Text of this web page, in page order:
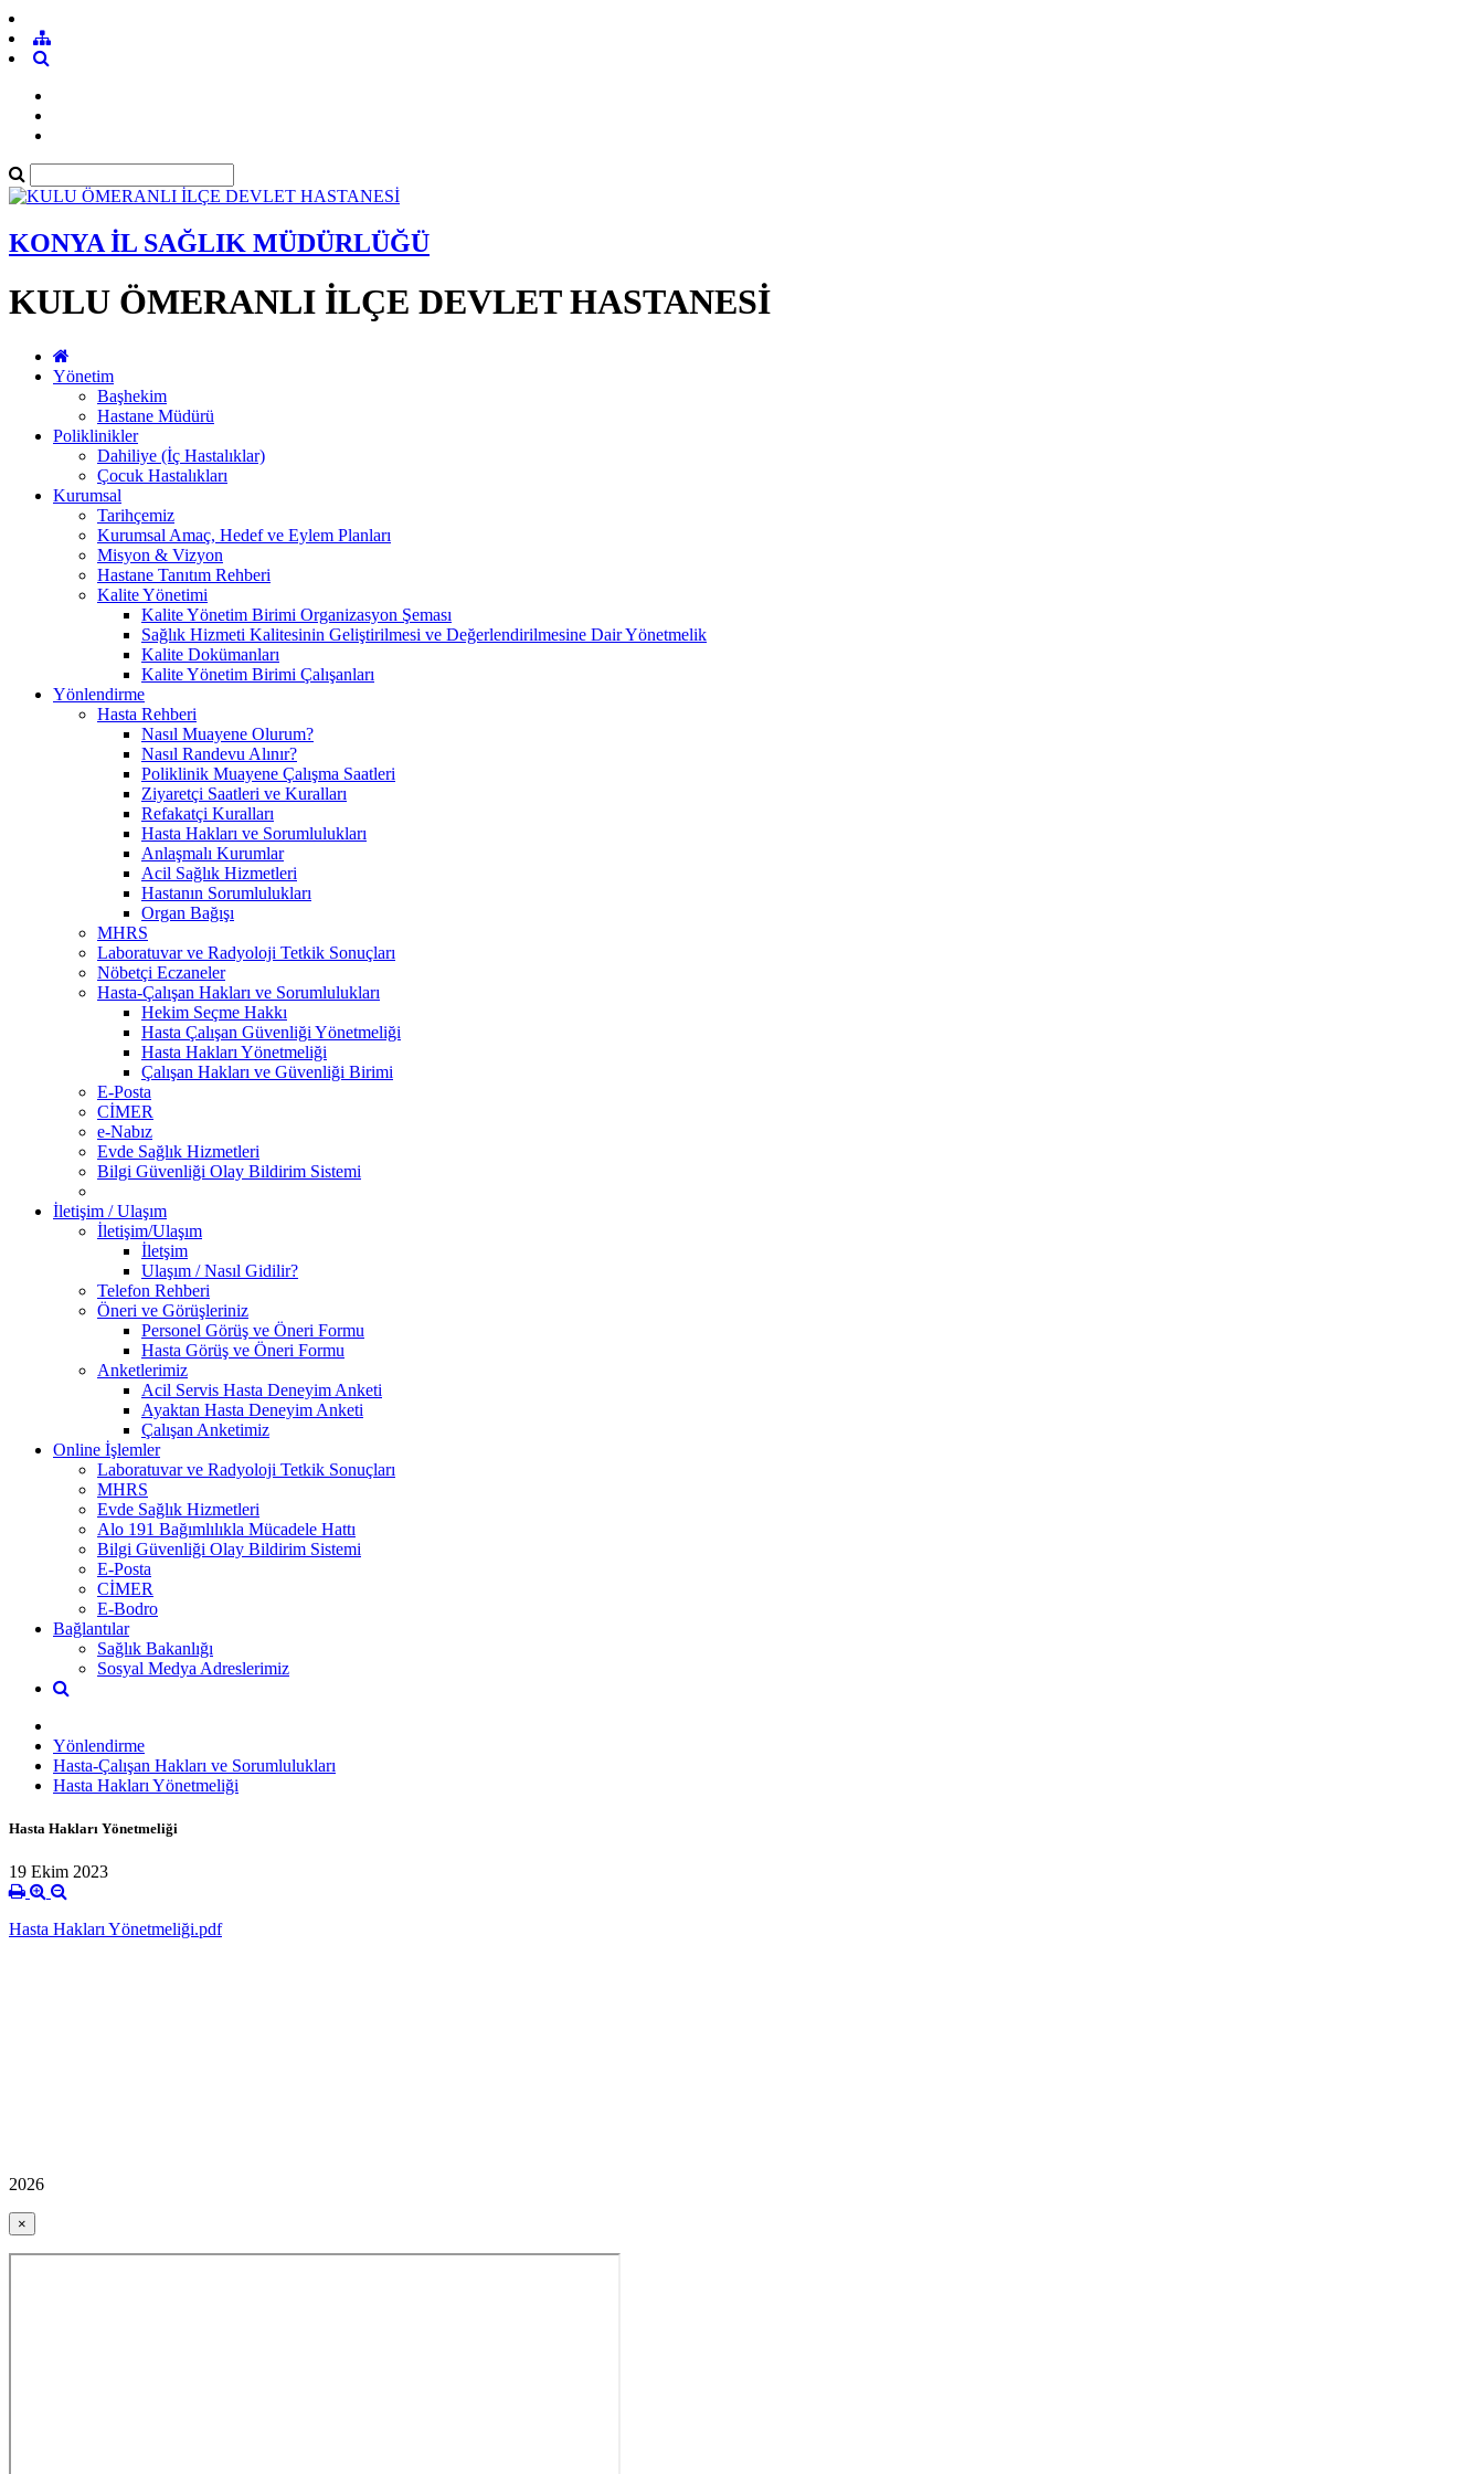
KONYA İL SAĞLIK MÜDÜRLÜĞÜ
KULU ÖMERANLI İLÇE DEVLET HASTANESİ
Yönetim
Başhekim
Hastane Müdürü
Poliklinikler
Dahiliye (İç Hastalıklar)
Çocuk Hastalıkları
Kurumsal
Tarihçemiz
Kurumsal Amaç, Hedef ve Eylem Planları
Misyon & Vizyon
Hastane Tanıtım Rehberi
Kalite Yönetimi
Kalite Yönetim Birimi Organizasyon Şeması
Sağlık Hizmeti Kalitesinin Geliştirilmesi ve Değerlendirilmesine Dair Yönetmelik
Kalite Dokümanları
Kalite Yönetim Birimi Çalışanları
Yönlendirme
Hasta Rehberi
Nasıl Muayene Olurum?
Nasıl Randevu Alınır?
Poliklinik Muayene Çalışma Saatleri
Ziyaretçi Saatleri ve Kuralları
Refakatçi Kuralları
Hasta Hakları ve Sorumlulukları
Anlaşmalı Kurumlar
Acil Sağlık Hizmetleri
Hastanın Sorumlulukları
Organ Bağışı
MHRS
Laboratuvar ve Radyoloji Tetkik Sonuçları
Nöbetçi Eczaneler
Hasta-Çalışan Hakları ve Sorumlulukları
Hekim Seçme Hakkı
Hasta Çalışan Güvenliği Yönetmeliği
Hasta Hakları Yönetmeliği
Çalışan Hakları ve Güvenliği Birimi
E-Posta
CİMER
e-Nabız
Evde Sağlık Hizmetleri
Bilgi Güvenliği Olay Bildirim Sistemi
İletişim / Ulaşım
İletişim/Ulaşım
İletşim
Ulaşım / Nasıl Gidilir?
Telefon Rehberi
Öneri ve Görüşleriniz
Personel Görüş ve Öneri Formu
Hasta Görüş ve Öneri Formu
Anketlerimiz
Acil Servis Hasta Deneyim Anketi
Ayaktan Hasta Deneyim Anketi
Çalışan Anketimiz
Online İşlemler
Laboratuvar ve Radyoloji Tetkik Sonuçları
MHRS
Evde Sağlık Hizmetleri
Alo 191 Bağımlılıkla Mücadele Hattı
Bilgi Güvenliği Olay Bildirim Sistemi
E-Posta
CİMER
E-Bodro
Bağlantılar
Sağlık Bakanlığı
Sosyal Medya Adreslerimiz
Yönlendirme
Hasta-Çalışan Hakları ve Sorumlulukları
Hasta Hakları Yönetmeliği
Hasta Hakları Yönetmeliği
19 Ekim 2023
Hasta Hakları Yönetmeliği.pdf
2026
×